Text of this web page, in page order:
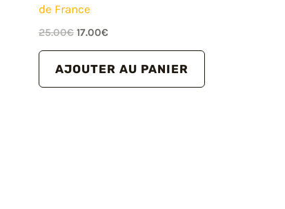
de France
25.00€ Le
était :
25.00€.
17.00€
est :
17.00€.
AJOUTER AU PANIER